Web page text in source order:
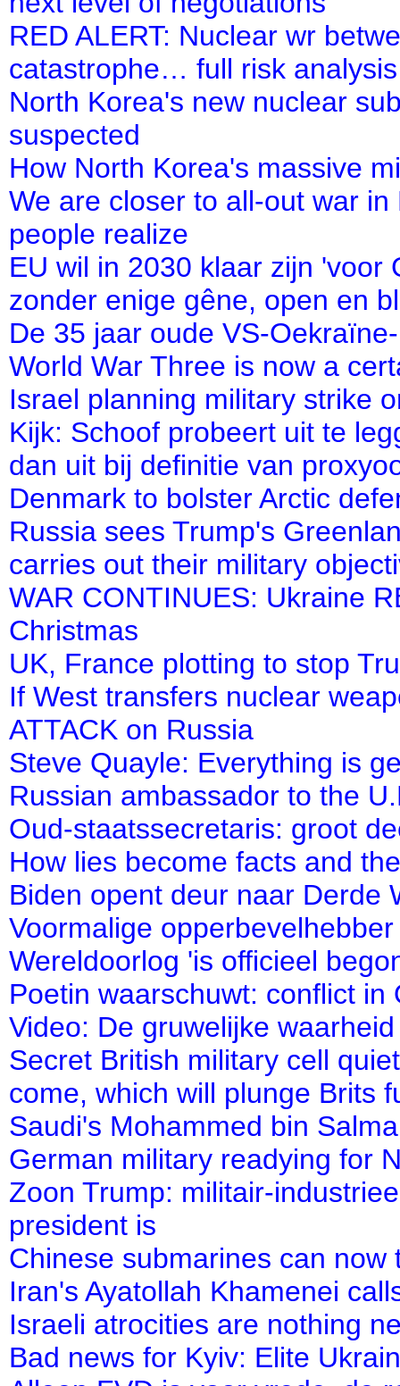
RED ALERT: Nuclear wr
catastrophe… full risk analysis
North Korea's new nuclear
suspected
How North Korea's massive
We are closer to all-out war
people realize
EU wil in 2030 klaar zijn
zonder enige gêne, open en
De 35 jaar oude VS-
World War Three is now a
Israel planning military strike
Kijk: Schoof probeert uit te
dan uit bij definitie van
Denmark to bolster Arctic
Russia sees Trump's
carries out their military
WAR CONTINUES: Ukraine
Christmas
UK, France plotting to stop
If West transfers nuclear
ATTACK on Russia
Steve Quayle: Everything is
Russian ambassador to the
Oud-staatssecretaris: groot
How lies become facts and
Biden opent deur naar Derde
Voormalige
Wereldoorlog 'is officieel
Poetin waarschuwt: conflict
Video: De gruwelijke
Secret British military cell
come, which will plunge Brits
Saudi's Mohammed bin
German military readying for
Zoon Trump: militair-
president is
Chinese submarines can
Iran's Ayatollah Khamenei
Israeli atrocities are nothing
Bad news for Kyiv: Elite